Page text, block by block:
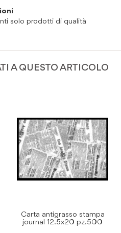
solo prodotti di qualità
A QUESTO ARTICOLO
Carta antigrasso stampa
journal 12.5x20 pz.500